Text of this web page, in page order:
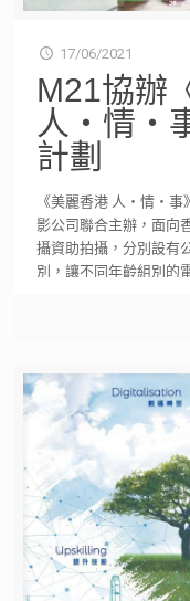
17/06/2021
M21協辦
人‧情‧
計劃
《美麗香港 人‧情‧事
影公司聯合主辦，面向
攝資助拍攝，分別設有
別，讓不同年齡組別的